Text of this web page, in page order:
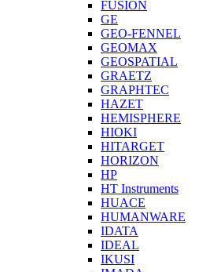
FUSION
GE
GEO-FENNEL
GEOMAX
GEOSPATIAL
GRAETZ
GRAPHTEC
HAZET
HEMISPHERE
HIOKI
HITARGET
HORIZON
HP
HT Instruments
HUACE
HUMANWARE
IDATA
IDEAL
IKUSI